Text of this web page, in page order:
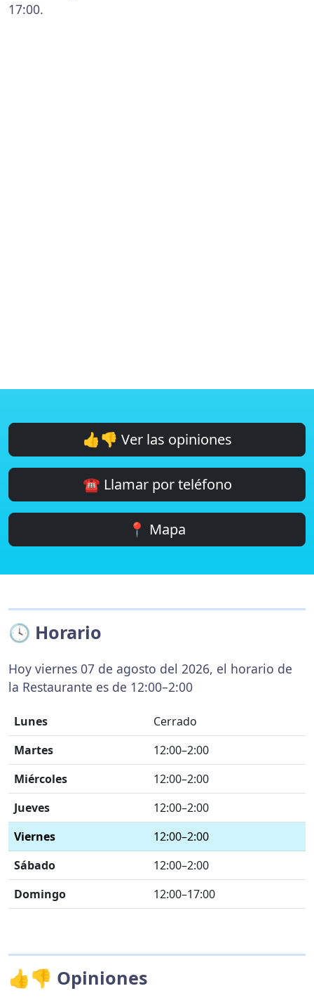
17:00.
👍👎 Ver las opiniones
☎️ Llamar por teléfono
📍 Mapa
🕓 Horario
Hoy viernes 07 de agosto del 2026, el horario de
la Restaurante es de 12:00–2:00
Lunes
Cerrado
Martes
12:00–2:00
Miércoles
12:00–2:00
Jueves
12:00–2:00
Viernes
12:00–2:00
Sábado
12:00–2:00
Domingo
12:00–17:00
👍👎 Opiniones